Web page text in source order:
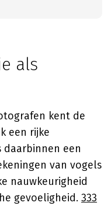
als
kent de
een rijke
een
van vogels
nauwkeurigheid
gevoeligheid. 333